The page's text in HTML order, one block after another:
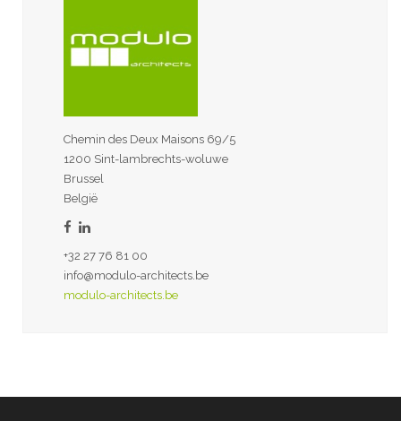
Chemin des Deux Maisons 69/5
1200 Sint-lambrechts-woluwe
Brussel
België
+32 27 76 81 00
info@modulo-architects.be
modulo-architects.be